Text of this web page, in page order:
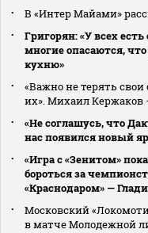
В «Интер Майами»
Григорян: «У всех
многие опасаются,
кухню»
«Важно не терять
их». Михаил Кержаков
«Не соглашусь, что
нас появился новый
«Игра с «Зенитом»
бороться за
«Краснодаром» —
Московский
в матче Молодежной